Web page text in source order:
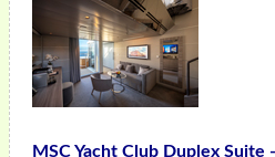
MSC Yacht Club Duplex Suite